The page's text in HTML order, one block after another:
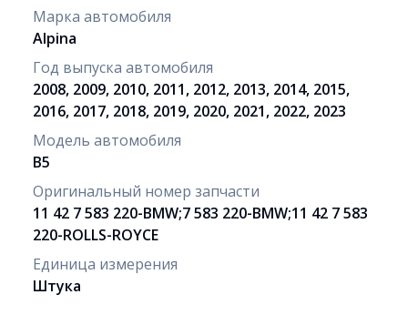
Марка автомобиля
Alpina
Год выпуска автомобиля
2008, 2009, 2010, 2011, 2012, 2013, 2014, 2015,
2016, 2017, 2018, 2019, 2020, 2021, 2022, 2023
Модель автомобиля
B5
Оригинальный номер запчасти
11 42 7 583 220-BMW;7 583 220-BMW;11 42 7 583
220-ROLLS-ROYCE
Единица измерения
Штука